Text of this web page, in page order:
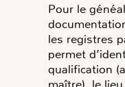
Pour le
les registres
permet
qualification
maître), le